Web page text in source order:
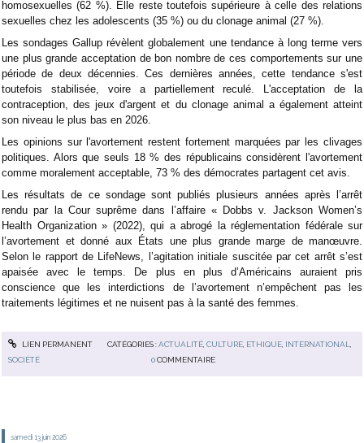
homosexuelles (62 %). Elle reste toutefois supérieure à celle des relations
sexuelles chez les adolescents (35 %) ou du clonage animal (27 %).
Les sondages Gallup révèlent globalement une tendance à long terme vers
une plus grande acceptation de bon nombre de ces comportements sur une
période de deux décennies. Ces dernières années, cette tendance s'est
toutefois stabilisée, voire a partiellement reculé. L'acceptation de la
contraception, des jeux d'argent et du clonage animal a également atteint
son niveau le plus bas en 2026.
Les opinions sur l'avortement restent fortement marquées par les clivages
politiques. Alors que seuls 18 % des républicains considèrent l'avortement
comme moralement acceptable, 73 % des démocrates partagent cet avis.
Les résultats de ce sondage sont publiés plusieurs années après l’arrêt
rendu par la Cour suprême dans l’affaire « Dobbs v. Jackson Women’s
Health Organization » (2022), qui a abrogé la réglementation fédérale sur
l’avortement et donné aux États une plus grande marge de manœuvre.
Selon le rapport de LifeNews, l’agitation initiale suscitée par cet arrêt s’est
apaisée avec le temps. De plus en plus d’Américains auraient pris
conscience que les interdictions de l’avortement n’empêchent pas les
traitements légitimes et ne nuisent pas à la santé des femmes.
LIEN PERMANENT CATÉGORIES :ACTUALITÉ, CULTURE, ETHIQUE, INTERNATIONAL,
SOCIÉTÉ
0 COMMENTAIRE
samedi 13 juin 2026